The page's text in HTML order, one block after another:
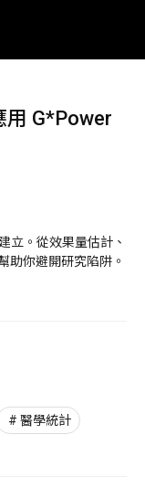
G*Power
立。從效果量估計、
助你避開研究陷阱。
醫學統計